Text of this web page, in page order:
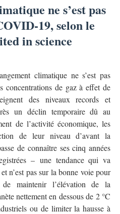
ne s’est pas
19, selon le
in science
climatique ne s’est pas
de gaz à effet de
des niveaux records et
un déclin temporaire dû au
de l’activité économique, les
de leur niveau d’avant la
de connaître ses cinq années
– une tendance qui va
n’est pas sur la bonne voie pour
de maintenir l’élévation de la
nettement en dessous de 2 °C
ou de limiter la hausse à